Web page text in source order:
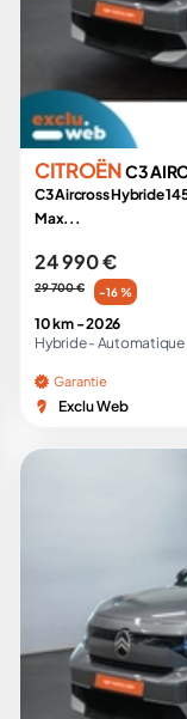
CITROËNC3
C3 Aircross Hybride
Max...
24 990 €
29 700 € -16 %
10 km -2026
Hybride - Automatique
Garantie
Exclu Web